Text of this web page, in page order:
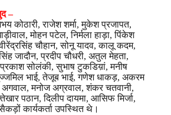
–
कोठारी, राजेश शर्मा, मुकेश प्रजापत,
मोहन पटेल, निर्मला हाड़ा, पिंकेश
चौहान, सोनू यादव, कालू कदम,
जादौन, प्रदीप चौधरी, अतुल मेहता,
सोलंकी, सुभाष टुकडिय़ां, मनीष
भाई, तेजूब भाई, गणेश धाकड़, अकरम
मनोज अग्रवाल, शंकर चतवानी,
पठान, दिलीप दायमा, आसिफ मिर्जा,
कार्यकर्ता उपस्थित थे।